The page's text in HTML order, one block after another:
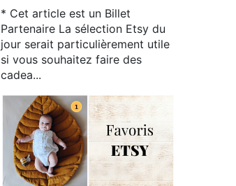
* Cet article est un Billet
Partenaire La sélection Etsy du
jour serait particulièrement utile
si vous souhaitez faire des
cadea...